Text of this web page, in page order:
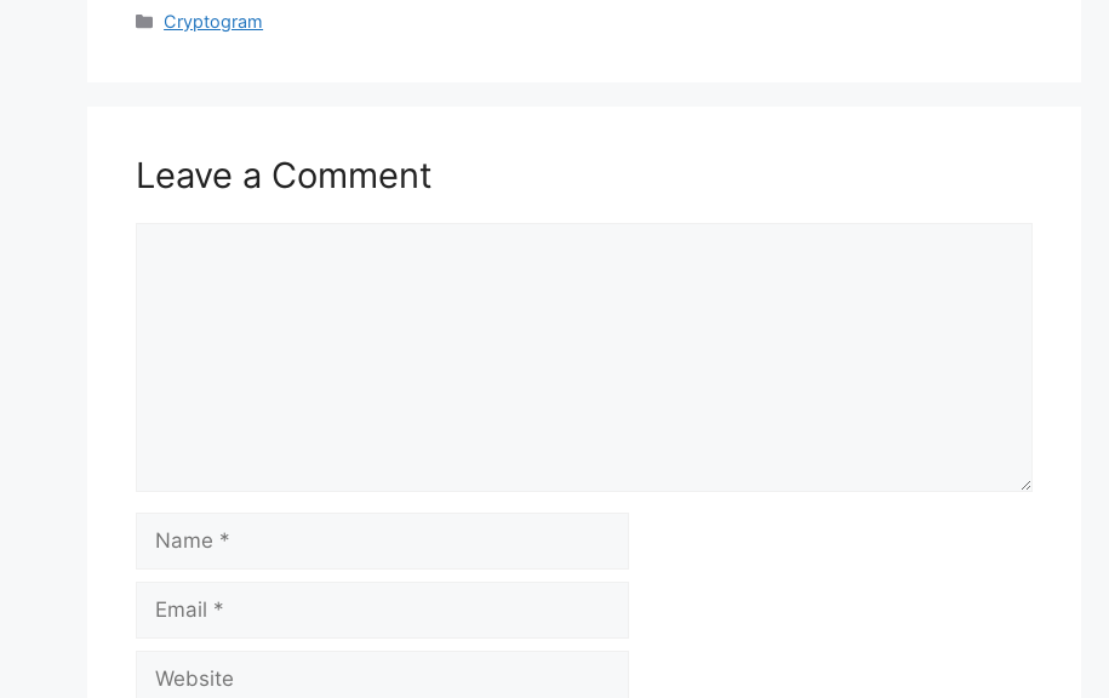
Categories
Cryptogram
Leave a Comment
Name
Email
Website